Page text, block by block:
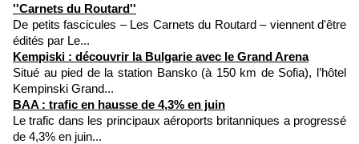
''Carnets du Routard''
De petits fascicules – Les Carnets du Routard – viennent d'être
édités par Le...
Kempiski : découvrir la Bulgarie avec le Grand Arena
Situé au pied de la station Bansko (à 150 km de Sofia), l’hôtel
Kempinski Grand...
BAA : trafic en hausse de 4,3% en juin
Le trafic dans les principaux aéroports britanniques a progressé
de 4,3% en juin...